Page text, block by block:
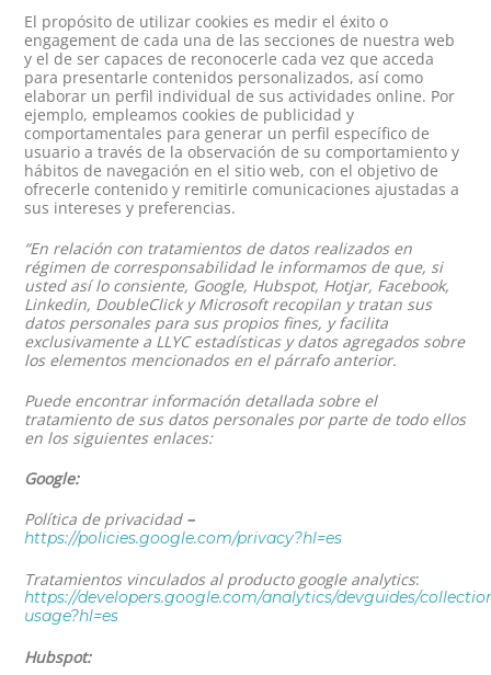
El propósito de utilizar cookies es medir el éxito o
engagement de cada una de las secciones de nuestra web
y el de ser capaces de reconocerle cada vez que acceda
para presentarle contenidos personalizados, así como
elaborar un perfil individual de sus actividades online. Por
ejemplo, empleamos cookies de publicidad y
comportamentales para generar un perfil específico de
usuario a través de la observación de su comportamiento y
hábitos de navegación en el sitio web, con el objetivo de
ofrecerle contenido y remitirle comunicaciones ajustadas a
sus intereses y preferencias.
“En relación con tratamientos de datos realizados en
régimen de corresponsabilidad le informamos de que, si
usted así lo consiente, Google, Hubspot, Hotjar, Facebook,
Linkedin, DoubleClick y Microsoft recopilan y tratan sus
datos personales para sus propios fines, y facilita
exclusivamente a LLYC estadísticas y datos agregados sobre
los elementos mencionados en el párrafo anterior.
Puede encontrar información detallada sobre el
tratamiento de sus datos personales por parte de todo ellos
en los siguientes enlaces:
Google:
Política de privacidad–
https://policies.google.com/privacy?hl=es
Tratamientos vinculados al producto google analytics:
https://developers.google.com/analytics/devguides/
usage?hl=es
Hubspot: